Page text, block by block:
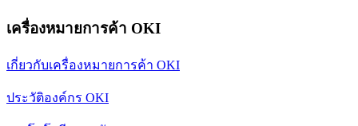
เครื่องหมายการค้า OKI
เกี่ยวกับเครื่องหมายการค้า OKI
ประวัติองค์กร OKI